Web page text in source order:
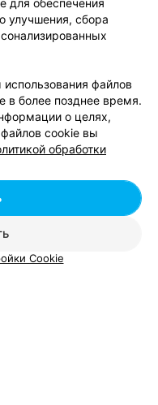
в Бресте
для обеспечения
улучшения, сбора
файлов
в более позднее время.
о целях,
cookie вы
обработки
Cookie